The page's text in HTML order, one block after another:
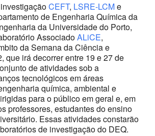
CEFT, LSRE-LCMe
de Engenharia Química da
da Universidade do Porto,
AssociadoALiCE,
da Semana da Ciência e
que irá decorrer entre 19 e 27 de
de atividades sob a
tecnológicos em áreas
química, ambiental e
para o público em geral e, em
professores, estudantes do ensino
Essas atividades constarão
de investigação do DEQ.